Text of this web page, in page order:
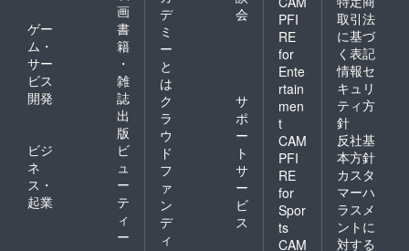
画
ゲー
ム・
サー
ビス
開発
書
籍
・
雑
誌
出
版
ビジ
ネ
ス・
起業
ビ
ュ
ー
テ
ィ
ー
デ
ミ
ー
と
は
会
ク
ラ
ウ
ド
フ
ァ
ン
デ
ィ
サ
ポ
ー
ト
サ
ー
ビ
ス
PFI
RE
for
Ente
rtain
men
t
CAM
PFI
RE
for
Spor
ts
CAM
取引法
に基づ
く表記
情報セ
キュリ
ティ方
針
反社基
本方針
カスタ
マーハ
ラスメ
ントに
対する